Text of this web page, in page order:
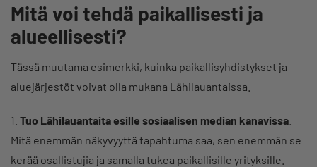
Mitä voi tehdä paikallisesti ja
alueellisesti?
Tässä muutama esimerkki, kuinka paikallisyhdistykset ja
aluejärjestöt voivat olla mukana Lähilauantaissa.
1. Tuo Lähilauantaita esille sosiaalisen median kanavissa
Mitä enemmän näkyvyyttä tapahtuma saa, sen enemmän se
kerää osallistujia ja samalla tukea paikallisille yrityksille.